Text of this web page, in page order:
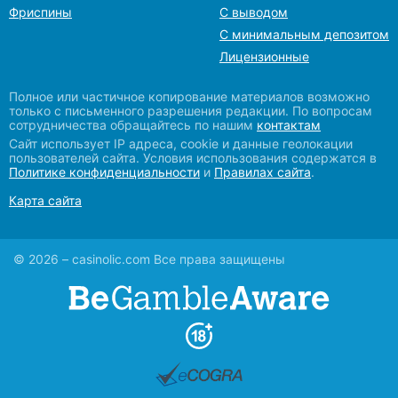
Фриспины
С выводом
С минимальным депозитом
Лицензионные
Полное или частичное копирование материалов возможно
только с письменного разрешения редакции. По вопросам
сотрудничества обращайтесь по нашим контактам
Сайт использует IP адреса, сookie и данные геолокации
пользователей сайта. Условия использования содержатся в
Политике конфиденциальности и Правилах сайта.
Карта сайта
© 2026 – casinolic.com Все права защищены